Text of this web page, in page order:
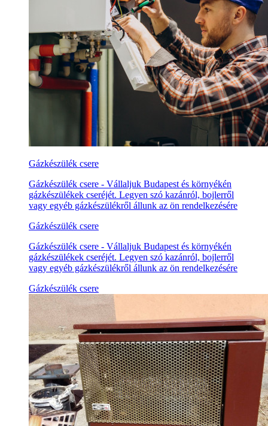
Gázkészülék csere
Gázkészülék csere - Vállaljuk Budapest és környékén
gázkészülékek cseréjét. Legyen szó kazánról, bojlerről
vagy egyéb gázkészülékről állunk az ön rendelkezésére
Gázkészülék csere
Gázkészülék csere - Vállaljuk Budapest és környékén
gázkészülékek cseréjét. Legyen szó kazánról, bojlerről
vagy egyéb gázkészülékről állunk az ön rendelkezésére
Gázkészülék csere